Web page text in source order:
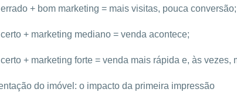
+ bom marketing = mais visitas, pouca conversão;
+ marketing mediano = venda acontece;
+ marketing forte = venda mais rápida e, às vezes,
do imóvel: o impacto da primeira impressão